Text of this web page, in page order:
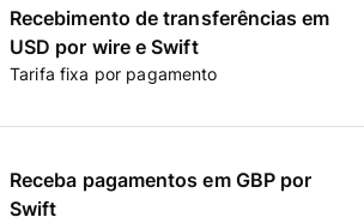
Recebimento de transferências em
USD por wire e Swift
Tarifa fixa por pagamento
Receba pagamentos em GBP por
Swift